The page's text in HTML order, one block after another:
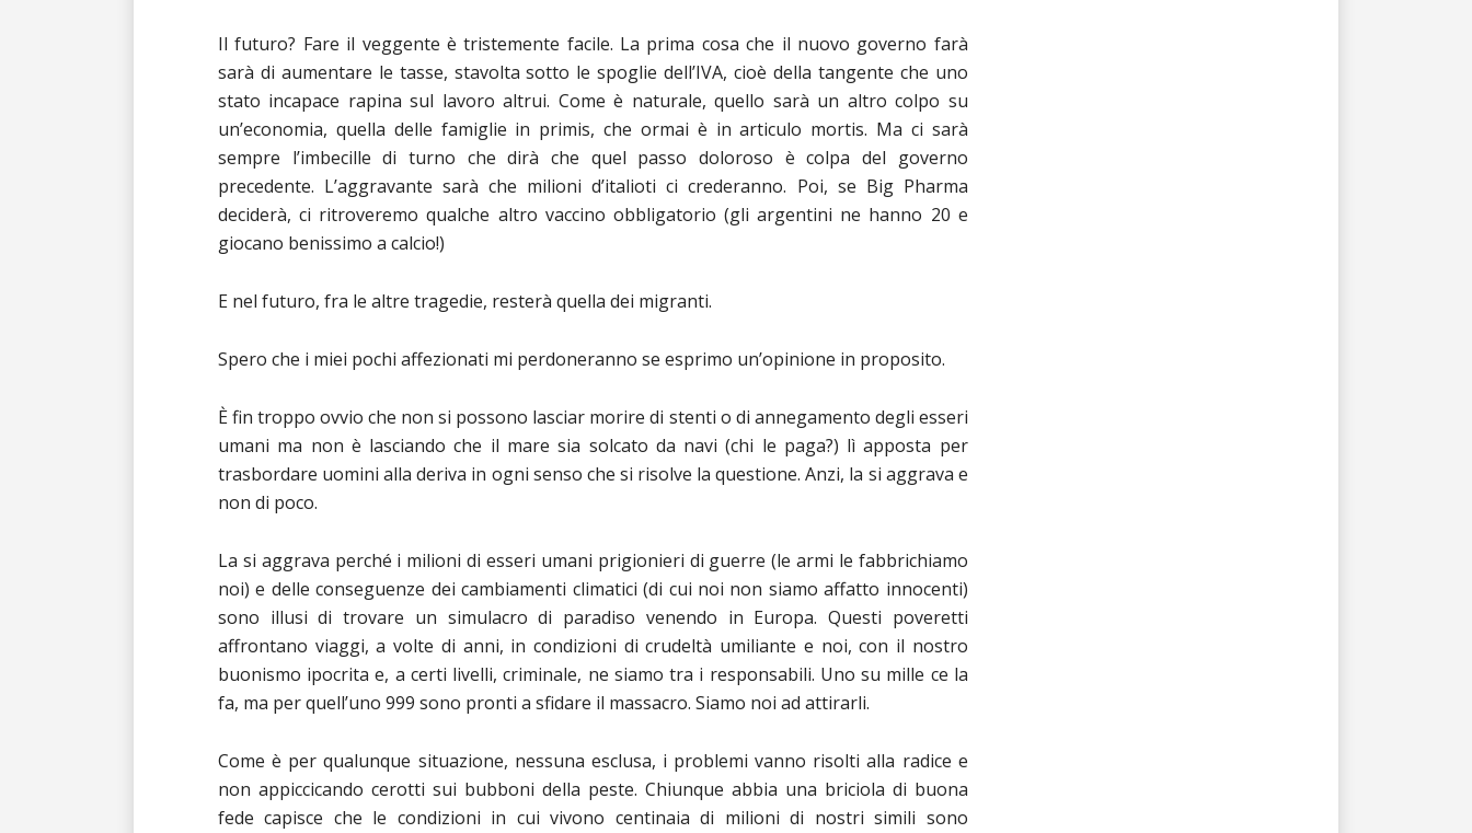
Il futuro? Fare il veggente è tristemente facile. La prima cosa che il nuovo governo farà
sarà di aumentare le tasse, stavolta sotto le spoglie dell’IVA, cioè della tangente che uno
stato incapace rapina sul lavoro altrui. Come è naturale, quello sarà un altro colpo su
un’economia, quella delle famiglie in primis, che ormai è in articulo mortis. Ma ci sarà
sempre l’imbecille di turno che dirà che quel passo doloroso è colpa del governo
precedente. L’aggravante sarà che milioni d’italioti ci crederanno. Poi, se Big Pharma
deciderà, ci ritroveremo qualche altro vaccino obbligatorio (gli argentini ne hanno 20 e
giocano benissimo a calcio!)
E nel futuro, fra le altre tragedie, resterà quella dei migranti.
Spero che i miei pochi affezionati mi perdoneranno se esprimo un’opinione in proposito.
È fin troppo ovvio che non si possono lasciar morire di stenti o di annegamento degli esseri
umani ma non è lasciando che il mare sia solcato da navi (chi le paga?) lì apposta per
trasbordare uomini alla deriva in ogni senso che si risolve la questione. Anzi, la si aggrava e
non di poco.
La si aggrava perché i milioni di esseri umani prigionieri di guerre (le armi le fabbrichiamo
noi) e delle conseguenze dei cambiamenti climatici (di cui noi non siamo affatto innocenti)
sono illusi di trovare un simulacro di paradiso venendo in Europa. Questi poveretti
affrontano viaggi, a volte di anni, in condizioni di crudeltà umiliante e noi, con il nostro
buonismo ipocrita e, a certi livelli, criminale, ne siamo tra i responsabili. Uno su mille ce la
fa, ma per quell’uno 999 sono pronti a sfidare il massacro. Siamo noi ad attirarli.
Come è per qualunque situazione, nessuna esclusa, i problemi vanno risolti alla radice e
non appiccicando cerotti sui bubboni della peste. Chiunque abbia una briciola di buona
fede capisce che le condizioni in cui vivono centinaia di milioni di nostri simili sono